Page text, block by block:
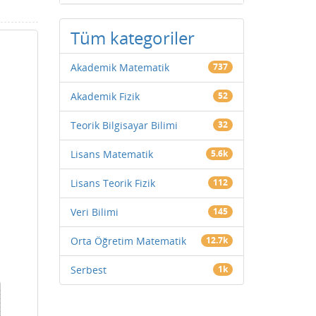
Tüm kategoriler
Akademik Matematik 737
Akademik Fizik 52
Teorik Bilgisayar Bilimi 32
Lisans Matematik 5.6k
Lisans Teorik Fizik 112
Veri Bilimi 145
Orta Öğretim Matematik 12.7k
Serbest 1k